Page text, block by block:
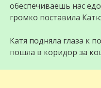
обеспечиваешь нас
громко поставила
Катя подняла глаза к
пошла в коридор за